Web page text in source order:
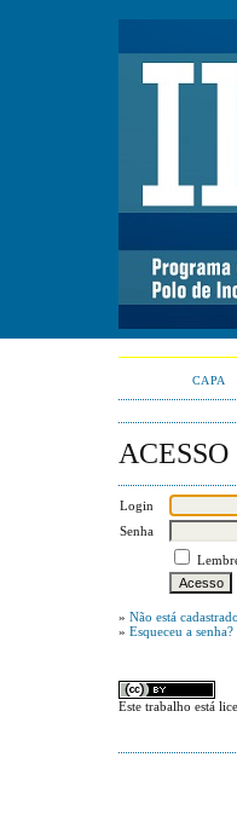
CAPA
ACESSO
Login
Senha
» Não está
» Esqueceu a senha?
Este trabalho está